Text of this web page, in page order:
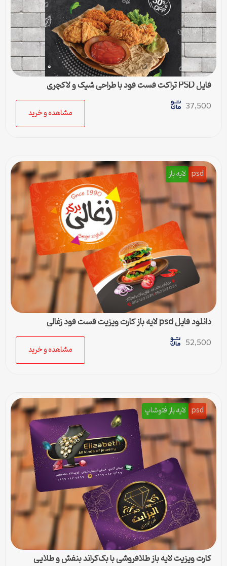
فایل PSD تراکت فست فود با طراحی شیک و لاکچری
37,500
مشاهده و خرید
psd لایه باز
دانلود فایل psd لایه باز کارت ویزیت فست فود زغالی
52,500
مشاهده و خرید
psd لایه باز فتوشاپ
کارت ویزیت لایه باز طلافروشی با بک‌گراند بنفش و طلایی